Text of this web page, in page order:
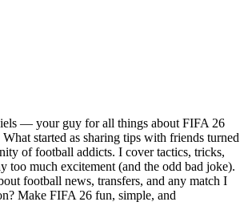
— your guy for all things about FIFA 26
started as sharing tips with friends turned
of football addicts. I cover tactics, tricks,
too much excitement (and the odd bad joke).
football news, transfers, and any match I
Make FIFA 26 fun, simple, and